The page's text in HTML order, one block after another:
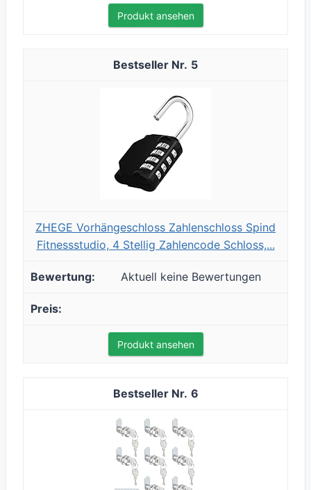
Produkt ansehen
5
ZHEGE Vorhängeschloss Zahlenschloss Spind
Fitnessstudio, 4 Stellig Zahlencode Schloss,...
Aktuell keine Bewertungen
Produkt ansehen
6